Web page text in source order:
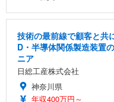
技術の最前線で顧客と共
D・半導体関係製造装置
ニア
日総工産株式会社
神奈川県
年収400万円～